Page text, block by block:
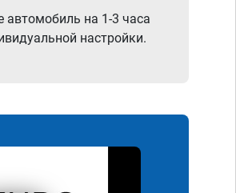
автомобиль на 1-3 часа
настройки.